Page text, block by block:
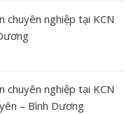
chuyên nghiệp tại KCN
chuyên nghiệp tại KCN
– Bình Dương